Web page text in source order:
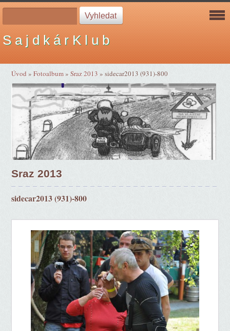
S a j d k á r K l u b
Úvod »Fotoalbum»Sraz 2013 »sidecar2013 (931)-800
Sraz 2013
sidecar2013 (931)-800